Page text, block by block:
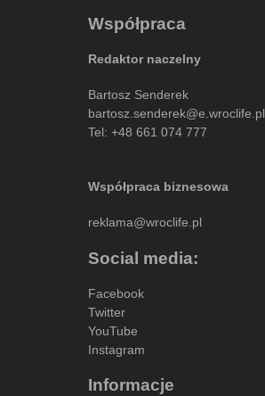
Współpraca
Redaktor naczelny
Bartosz Senderek
bartosz.senderek@e.wroclife.pl
Tel: +48 661 074 777
Współpraca biznesowa
reklama@wroclife.pl
Social media:
Facebook
Twitter
YouTube
Instagram
Informacje